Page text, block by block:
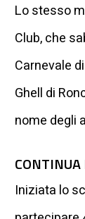
Lo stesso
Club, che
Carnevale
Ghell di
nome degli
CONTINUA
Iniziata lo